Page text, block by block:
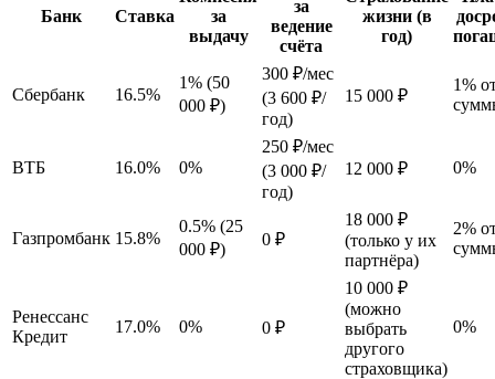
Банк Ставка
за
выдачу
за
ведение
счёта
жизни (в
год)
Сбербанк 16.5%
1% (50
000 ₽)
300 ₽/мес
(3 600 ₽/
год)
15 000 ₽
1%
ВТБ 16.0% 0%
250 ₽/мес
(3 000 ₽/
год)
12 000 ₽ 0%
Газпромбанк 15.8%
0.5% (25
000 ₽)
0 ₽
18 000 ₽
(только у их
партнёра)
2%
Ренессанс
Кредит
17.0% 0% 0 ₽
10 000 ₽
(можно
выбрать
другого
страховщика)
0%